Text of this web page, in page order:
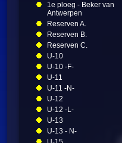
1e ploeg - Beker van
Antwerpen
Reserven A.
Reserven B.
Reserven C.
U-10
U-10 -F-
U-11
U-11 -N-
U-12
U-12 -L-
U-13
U-13 - N-